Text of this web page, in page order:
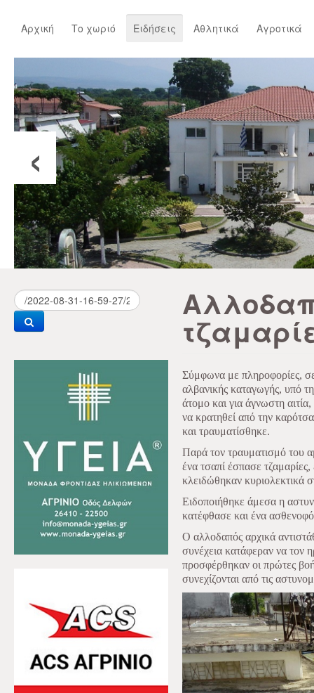
Αρχική Το χωριό Ειδήσεις Αθλητικά Αγροτικά
‹
Σύμφωνα με πληροφορίες,
αλβανικής καταγωγής, υπό
άτομο και για άγνωστη
να κρατηθεί από την
και τραυματίσθηκε.
Παρά τον τραυματισμό του
ένα τσαπί έσπασε τζαμαρίες,
κλειδώθηκαν κυριολεκτικά
Ειδοποιήθηκε άμεσα η
κατέφθασε και ένα
Ο αλλοδαπός αρχικά
συνέχεια κατάφεραν να τον
προσφέρθηκαν οι πρώτες
συνεχίζονται από τις